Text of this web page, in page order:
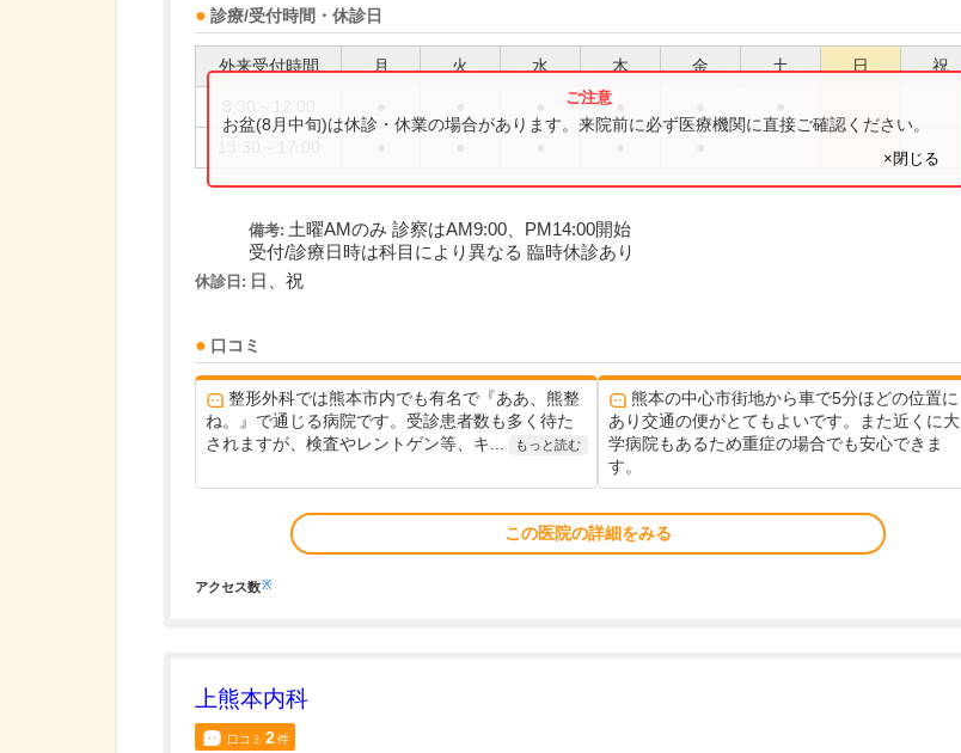
診療/受付時間・休診日
外来受付時間 月 火 水 木 金 土 日 祝
お盆(8月中旬)は休診・休業の場合があります。来院前に必ず医療機関に直接ご確認ください。
×閉じる
備考: 土曜AMのみ 診察はAM9:00、PM14:00開始
受付/診療日時は科目により異なる 臨時休診あり
休診日: 日、祝
口コミ
整形外科では熊本市内でも有名で『ああ、熊整
ね。』で通じる病院です。受診患者数も多く待た
されますが、検査やレントゲン等、キ...
もっと読む
熊本の中心市街地から車で5分ほどの位置に
あり交通の便がとてもよいです。また近くに大
学病院もあるため重症の場合でも安心できま
す。
この医院の詳細をみる
アクセス数※
上熊本内科
口コミ 2件